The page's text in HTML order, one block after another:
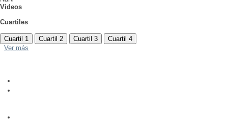
Videos
Cuartiles
Cuartil 1 Cuartil 2 Cuartil 3
Cuartil 4
Ver más